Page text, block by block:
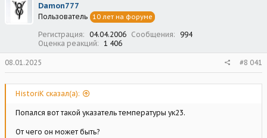
т
е
а
ч
л
а
Damon777
Пользователь 10 лет на форуме
Регистрация 04.04.2006 Сообщения
994
Оценка реакций
1 406
08.01.2025 #8 041
HistoriK сказал(а):
Попался вот такой указатель температуры ук23.
От чего он может быть?